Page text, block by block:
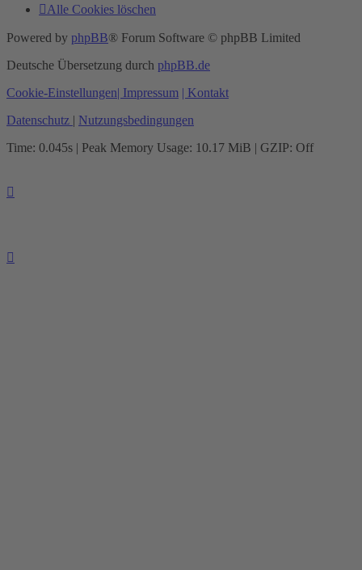
Alle Cookies löschen
Powered by phpBB® Forum Software © phpBB Limited
Deutsche Übersetzung durch phpBB.de
Cookie-Einstellungen| Impressum | Kontakt
Datenschutz | Nutzungsbedingungen
Time: 0.045s | Peak Memory Usage: 10.17 MiB | GZIP: Off